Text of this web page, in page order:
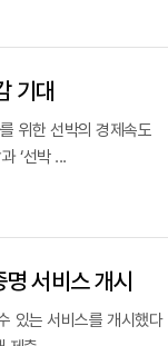
기대
위한 선박의 경제속도
‘선박 ...
서비스 개시
있는 서비스를 개시했다